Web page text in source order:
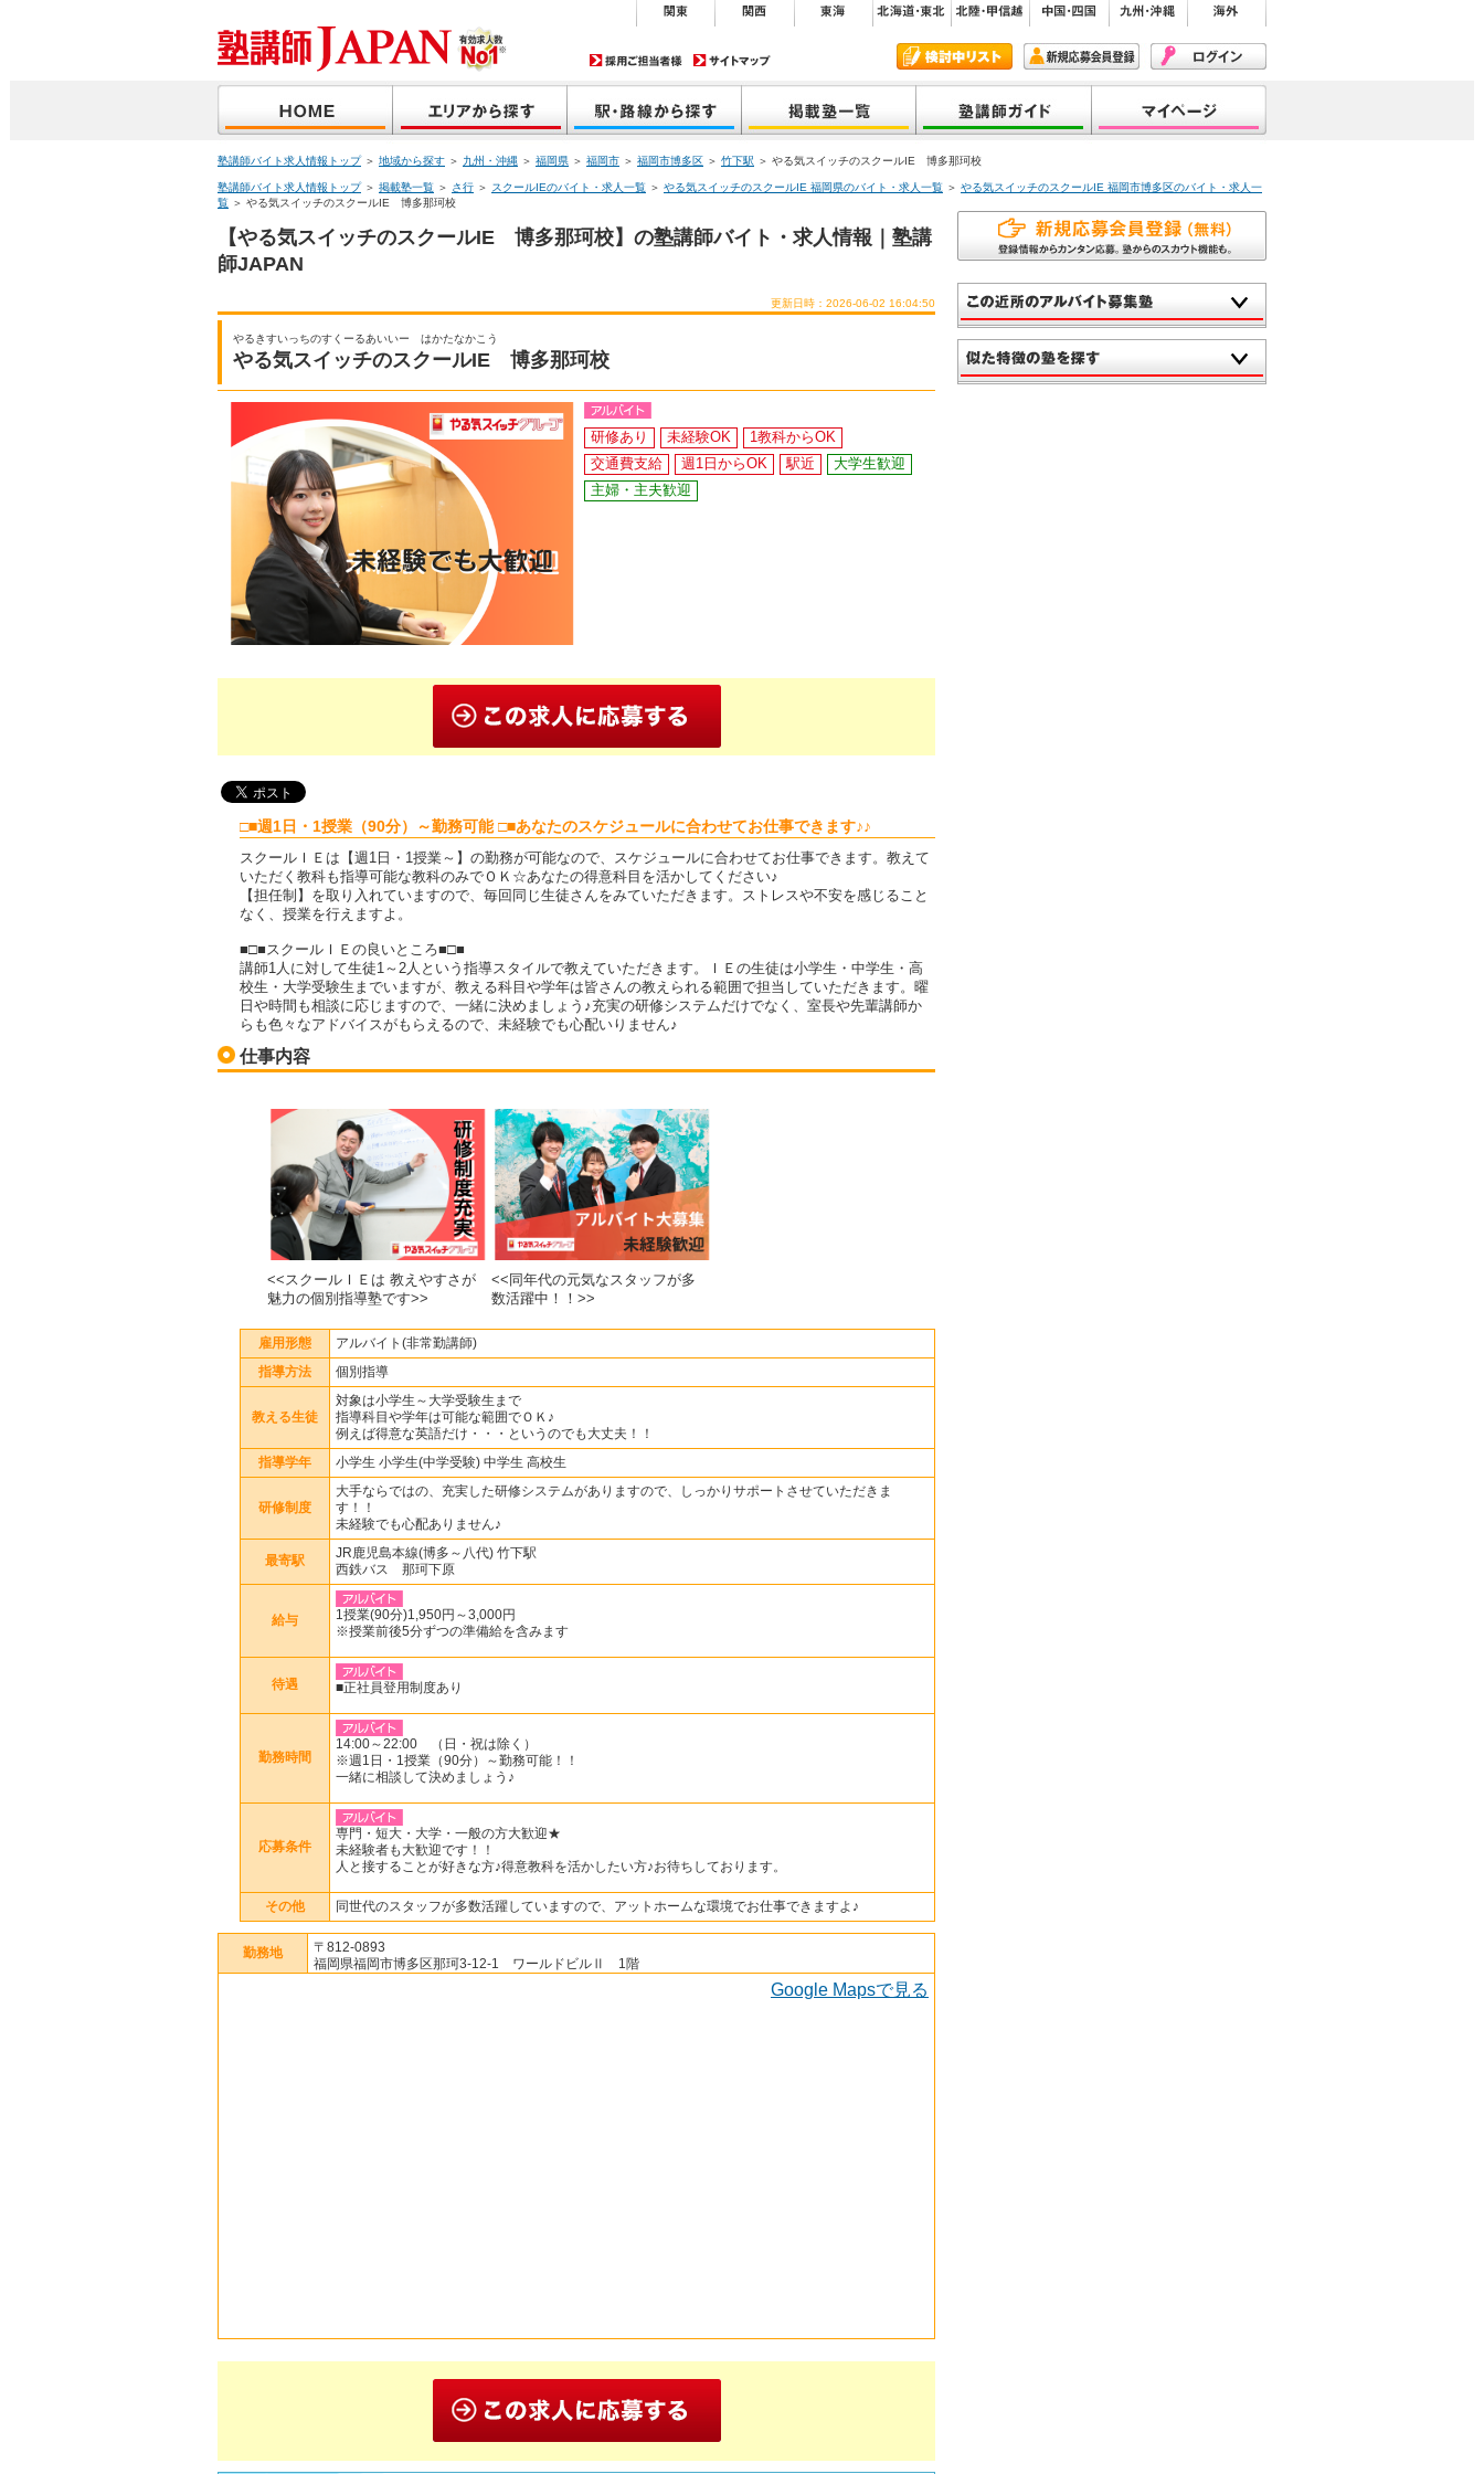
塾講師バイト求人情報トップ＞ 地域から探す ＞ 九州・沖縄 ＞ 福岡県 ＞ 福岡市 ＞ 福岡市博多区 ＞ 竹下駅 ＞ やる気スイッチのスクールIE 博多那珂校
塾講師バイト求人情報トップ＞ 掲載塾一覧 ＞ さ行 ＞ スクールIEのバイト・求人一覧 ＞ やる気スイッチのスクールIE 福岡県のバイト・求人一覧 ＞ やる気スイッチのスクールIE 福岡市博多区のバイト・求人一
覧 ＞ やる気スイッチのスクールIE 博多那珂校
【やる気スイッチのスクールIE 博多那珂校】の塾講師バイト・求人情報｜塾講
師JAPAN
更新日時：2026-06-02 16:04:50
やるきすいっちのすくーるあいいー はかたなかこう
やる気スイッチのスクールIE 博多那珂校
研修あり 未経験OK
1教科からOK
交通費支給
週1日からOK 駅近
大学生歓迎
主婦・主夫歓迎
□■週1日・1授業（90分）～勤務可能 □■あなたのスケジュールに合わせてお仕事できます♪♪
スクールＩＥは【週1日・1授業～】の勤務が可能なので、スケジュールに合わせてお仕事できます。教えて
いただく教科も指導可能な教科のみでＯＫ☆あなたの得意科目を活かしてください♪
【担任制】を取り入れていますので、毎回同じ生徒さんをみていただきます。ストレスや不安を感じること
なく、授業を行えますよ。
■□■スクールＩＥの良いところ■□■
講師1人に対して生徒1～2人という指導スタイルで教えていただきます。ＩＥの生徒は小学生・中学生・高
校生・大学受験生までいますが、教える科目や学年は皆さんの教えられる範囲で担当していただきます。曜
日や時間も相談に応じますので、一緒に決めましょう♪充実の研修システムだけでなく、室長や先輩講師か
らも色々なアドバイスがもらえるので、未経験でも心配いりません♪
仕事内容
<<スクールＩＥは 教えやすさが
魅力の個別指導塾です>>
<<同年代の元気なスタッフが多
数活躍中！！>>
雇用形態 アルバイト(非常勤講師)
指導方法 個別指導
教える生徒
対象は小学生～大学受験生まで
指導科目や学年は可能な範囲でＯＫ♪
例えば得意な英語だけ・・・というのでも大丈夫！！
指導学年 小学生 小学生(中学受験) 中学生 高校生
研修制度
大手ならではの、充実した研修システムがありますので、しっかりサポートさせていただきま
す！！
未経験でも心配ありません♪
最寄駅
JR鹿児島本線(博多～八代) 竹下駅
西鉄バス 那珂下原
給与
1授業(90分)1,950円～3,000円
※授業前後5分ずつの準備給を含みます
待遇 ■正社員登用制度あり
勤務時間
14:00～22:00 （日・祝は除く）
※週1日・1授業（90分）～勤務可能！！
一緒に相談して決めましょう♪
応募条件
専門・短大・大学・一般の方大歓迎★
未経験者も大歓迎です！！
人と接することが好きな方♪得意教科を活かしたい方♪お待ちしております。
その他 同世代のスタッフが多数活躍していますので、アットホームな環境でお仕事できますよ♪
勤務地
〒812-0893
福岡県福岡市博多区那珂3-12-1 ワールドビルⅡ 1階
Google Mapsで見る